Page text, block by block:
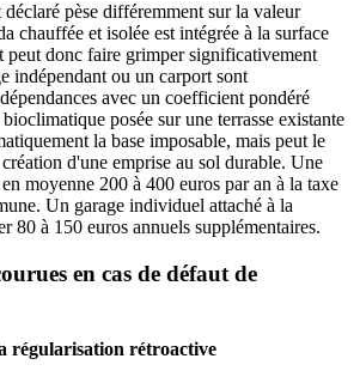
déclaré pèse différemment sur la valeur
chauffée et isolée est intégrée à la surface
peut donc faire grimper significativement
indépendant ou un carport sont
avec un coefficient pondéré
posée sur une terrasse existante
la base imposable, mais peut le
d'une emprise au sol durable. Une
moyenne 200 à 400 euros par an à la taxe
Un garage individuel attaché à la
80 à 150 euros annuels supplémentaires.
en cas de défaut de
régularisation rétroactive